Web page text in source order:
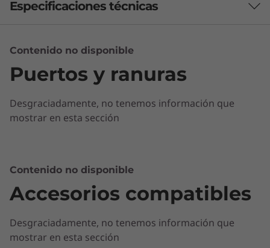
Rendimiento en el que se puede confiar
Los procesadores Intel
Core™ i7 hasta de 8a
generación, con 16 GB de memoria DDR4,
garantizan una capacidad de respuesta
Especificaciones técnicas
Marca
ideapad
Contenido no disponible
Puertos y ranuras
Desgraciadamente, no tenemos información que
mostrar en esta sección
Contenido no disponible
Accesorios compatibles
Desgraciadamente, no tenemos información que
mostrar en esta sección